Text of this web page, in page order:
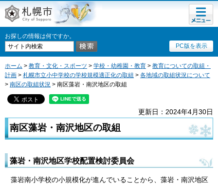
札幌市
お探しの情報は何ですか。
PC版を表示
メニュ
ー
ホーム > 教育・文化・スポーツ > 学校・幼稚園・教育 > 教育についての取組・
計画 > 札幌市立小中学校の学校規模適正化の取組 > 各地域の取組状況について
> 南区の取組状況 > 南区藻岩・南沢地区の取組
更新日：2024年4月30日
南区藻岩・南沢地区の取組
藻岩・南沢地区学校配置検討委員会
藻岩南小学校の小規模化が進んでいることから、藻岩・南沢地区